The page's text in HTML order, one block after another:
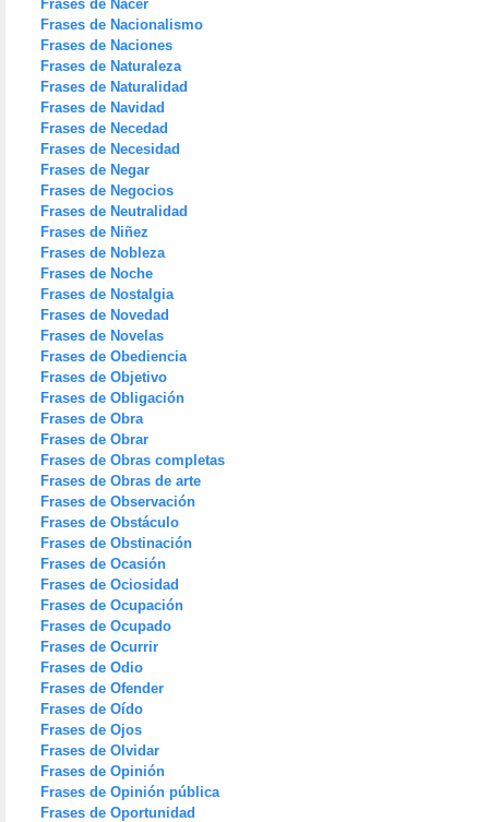
Frases de Nacer
Frases de Nacionalismo
Frases de Naciones
Frases de Naturaleza
Frases de Naturalidad
Frases de Navidad
Frases de Necedad
Frases de Necesidad
Frases de Negar
Frases de Negocios
Frases de Neutralidad
Frases de Niñez
Frases de Nobleza
Frases de Noche
Frases de Nostalgia
Frases de Novedad
Frases de Novelas
Frases de Obediencia
Frases de Objetivo
Frases de Obligación
Frases de Obra
Frases de Obrar
Frases de Obras completas
Frases de Obras de arte
Frases de Observación
Frases de Obstáculo
Frases de Obstinación
Frases de Ocasión
Frases de Ociosidad
Frases de Ocupación
Frases de Ocupado
Frases de Ocurrir
Frases de Odio
Frases de Ofender
Frases de Oído
Frases de Ojos
Frases de Olvidar
Frases de Opinión
Frases de Opinión pública
Frases de Oportunidad